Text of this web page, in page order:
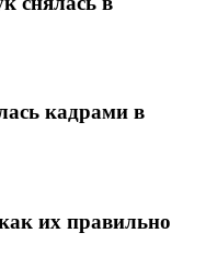
кадрами в
их правильно